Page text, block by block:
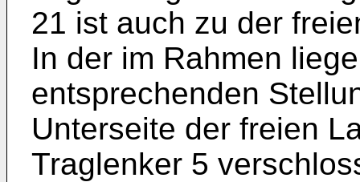
21 ist auch zu der
In der im Rahmen
entsprechenden
Unterseite der freien
Traglenker 5